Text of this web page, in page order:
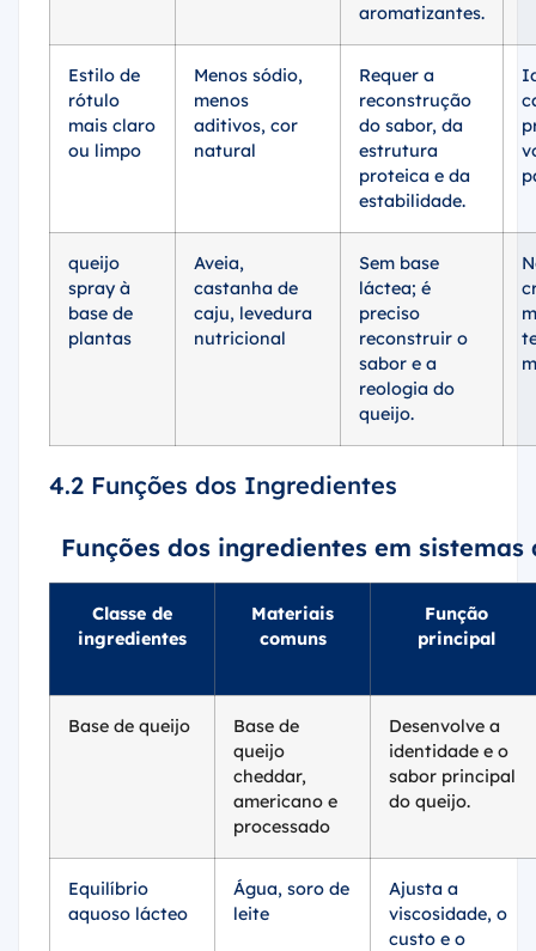
aromatizantes.
Estilo de
rótulo
mais claro
ou limpo
Menos sódio,
menos
aditivos, cor
natural
Requer a
reconstrução
do sabor, da
estrutura
proteica e da
estabilidade.
queijo
spray à
base de
plantas
Aveia,
castanha de
caju, levedura
nutricional
Sem base
láctea; é
preciso
reconstruir o
sabor e a
reologia do
queijo.
4.2 Funções dos Ingredientes
Funções dos ingredientes em
Classe de
ingredientes
Materiais
comuns
Função
principal
Base de queijo
Base de
queijo
cheddar,
americano e
processado
Desenvolve a
identidade e o
sabor principal
do queijo.
Equilíbrio
aquoso lácteo
Água, soro de
leite
Ajusta a
viscosidade, o
custo e o